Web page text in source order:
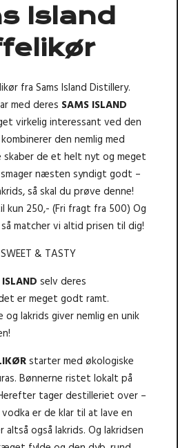
Island
fra Sams Island Distillery.
med deres SAMS ISLAND
virkelig interessant ved den
den nemlig med
skaber de et helt nyt og meget
næsten syndigt godt –
så skal du prøve denne!
kun 250,- (Fri fragt fra 500) Og
matcher vi altid prisen til dig!
& TASTY
selv deres
er meget godt ramt.
lakrids giver nemlig en unik
starter med økologiske
Bønnerne ristet lokalt på
tager destilleriet over –
er de klar til at lave en
også lakrids. Og lakridsen